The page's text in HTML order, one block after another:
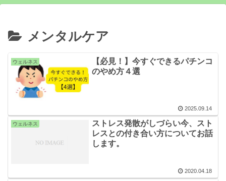
メンタルケア
ウェルネス
【必見！】今すぐできるパチンコ
のやめ方４選
2025.09.14
ウェルネス
ストレス発散がしづらい今、スト
レスとの付き合い方についてお話
します。
2020.04.18